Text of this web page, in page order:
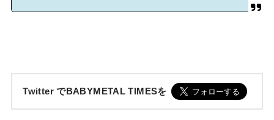
Twitter でBABYMETAL TIMESを